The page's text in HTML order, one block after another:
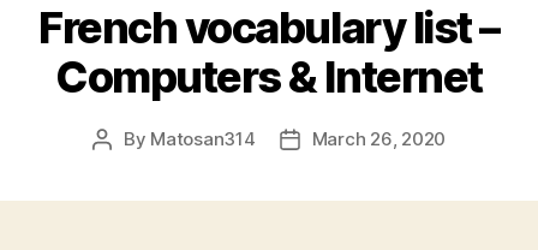
French vocabulary list –
Computers & Internet
Post
By Matosan314
PostMarch 26, 2020